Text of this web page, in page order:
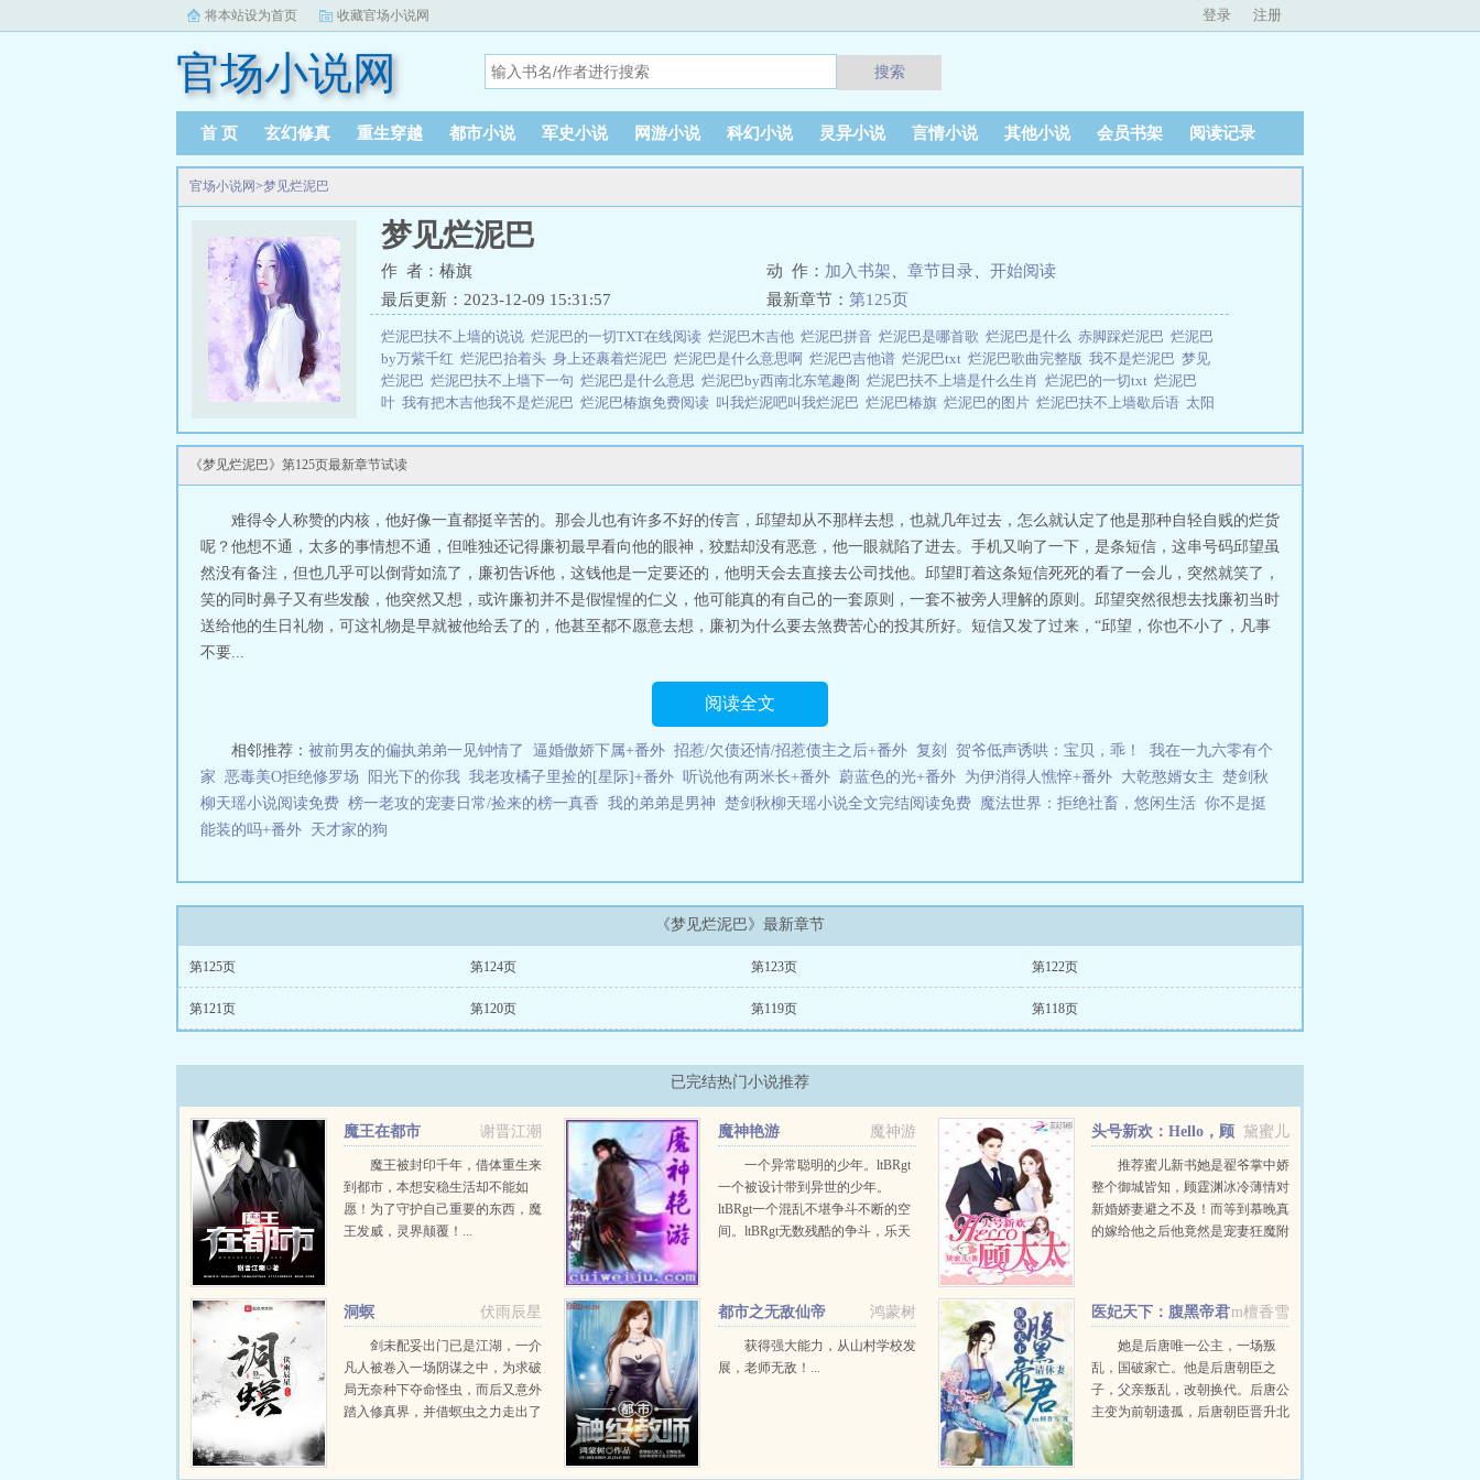
将本站设为首页 收藏官场小说网 登录 注册
官场小说网 搜索
首 页 玄幻修真 重生穿越 都市小说 军史小说 网游小说 科幻小说 灵异小说 言情小说 其他小说 会员书架 阅读记录
官场小说网>梦见烂泥巴
梦见烂泥巴
作 者：椿旗 动 作： 加入书架 章节目录
开始阅读
最后更新：2023-12-09 15:31:57
最新章节： 第125页
烂泥巴扶不上墙的说说 烂泥巴的一切TXT在线阅读 烂泥巴木吉他 烂泥巴拼音 烂泥巴是哪首歌 烂泥巴是什么 赤脚踩烂泥巴 烂泥巴
by万紫千红 烂泥巴抬着头 身上还裹着烂泥巴 烂泥巴是什么意思啊 烂泥巴吉他谱 烂泥巴txt 烂泥巴歌曲完整版 我不是烂泥巴 梦见
烂泥巴 烂泥巴扶不上墙下一句 烂泥巴是什么意思 烂泥巴by西南北东笔趣阁 烂泥巴扶不上墙是什么生肖 烂泥巴的一切txt 烂泥巴
叶 我有把木吉他我不是烂泥巴 烂泥巴椿旗免费阅读 叫我烂泥吧叫我烂泥巴 烂泥巴椿旗 烂泥巴的图片 烂泥巴扶不上墙歇后语 太阳
址抬着头烂泥巴有什么用烂泥巴 椿旗烂泥巴扶不上墙的图片烂泥巴歌曲烂泥巴树烂泥巴配不上玫瑰花烂泥巴一切烂泥巴扶不
上墙是什么意思
巴的一切by西南东北全文烂泥巴by椿琪写了什么手上还裹着烂泥巴烂泥巴掉裤裆烂泥巴的意思烂泥巴的一切by西南东北全文免
费阅读 烂泥巴全部番外篇 烂泥巴是谁唱的歌词身上还裹着烂泥巴 烂泥巴的一生 烂泥巴这首歌词是谁写的烂泥巴扶不上墙的句
子
烂泥巴by椿琪全文免费阅读 烂泥巴种荷花 烂泥巴歌词的歌叫什么 烂泥巴什么意思 小黄你被我捡回家 烂泥巴糊墙的歇后语
烂泥
巴路怎么形容烂泥巴歌词烂泥巴树的功效 烂泥巴讲的什么烂泥巴抬着头的歌词烂泥巴图片歌曲我不是烂泥巴烂泥巴现场你叫
我烂泥巴裹着烂泥巴 烂泥巴by椿旗写了什么我是泥巴不知名的烂泥巴烂泥巴路烂泥巴by椿旗讲了啥烂泥巴是哪首歌的歌词 烂泥
巴糊不上墙是什么意思让花成花让树成树让烂泥巴成烂泥巴烂泥巴树根的功效与作用烂泥巴歌词是什么歌曲 烂泥巴树图片叫我烂
泥巴 烂泥巴根的神奇功效 烂泥巴扶不上墙烂泥巴扶墙下一句是什么烂泥巴by椿旗烂泥巴原唱完整版烂泥巴扶不上墙图片烂泥巴
的。标签：纯爱现代都市完结B强强年下虐恋现实又酸爽苦命人不是白月光，只是滩烂泥巴/p
《梦见烂泥巴》第125页最新章节试读
难得令人称赞的内核，他好像一直都挺辛苦的。那会儿也有许多不好的传言，邱望却从不那样去想，也就几年过去，怎么就认定了他是那种自轻自贱的烂货
呢？他想不通，太多的事情想不通，但唯独还记得廉初最早看向他的眼神，狡黠却没有恶意，他一眼就陷了进去。手机又响了一下，是条短信，这串号码邱望虽
然没有备注，但也几乎可以倒背如流了，廉初告诉他，这钱他是一定要还的，他明天会去直接去公司找他。邱望盯着这条短信死死的看了一会儿，突然就笑了，
笑的同时鼻子又有些发酸，他突然又想，或许廉初并不是假惺惺的仁义，他可能真的有自己的一套原则，一套不被旁人理解的原则。邱望突然很想去找廉初当时
送给他的生日礼物，可这礼物是早就被他给丢了的，他甚至都不愿意去想，廉初为什么要去煞费苦心的投其所好。短信又发了过来，“邱望，你也不小了，凡事
不要...
阅读全文
相邻推荐： 被前男友的偏执弟弟一见钟情了 逼婚傲娇下属+番外 招惹/欠债还情/招惹债主之后+番外 复刻 贺爷低声诱哄：宝贝，乖！
我在一九六零有个
家 恶毒美O拒绝修罗场 阳光下的你我 我老攻橘子里捡的[星际]+番外 听说他有两米长+番外 蔚蓝色的光+番外 为伊消得人憔悴+番外 大乾憨婿女主 楚剑秋
柳天瑶小说阅读免费 榜一老攻的宠妻日常/捡来的榜一真香 我的弟弟是男神 楚剑秋柳天瑶小说全文完结阅读免费 魔法世界：拒绝社畜，悠闲生活 你不是挺
能装的吗+番外 天才家的狗
《梦见烂泥巴》最新章节
第125页 第124页 第123页 第122页
第121页 第120页 第119页 第118页
已完结热门小说推荐
谢晋江潮
魔王在都市
魔王被封印千年，借体重生来
到都市，本想安稳生活却不能如
愿！为了守护自己重要的东西，魔
王发威，灵界颠覆！...
魔神游
魔神艳游
一个异常聪明的少年。ltBRgt
一个被设计带到异世的少年。
ltBRgt一个混乱不堪争斗不断的空
间。ltBRgt无数残酷的争斗，乐天
黛蜜儿
头号新欢：Hello，顾
太太推荐蜜儿新书她是翟爷掌中娇
整个御城皆知，顾霆渊冰冷薄情对
新婚娇妻避之不及！而等到慕晚真
的嫁给他之后他竟然是宠妻狂魔附
人，可有什么...
伏雨辰星
洞螟
剑未配妥出门已是江湖，一介
凡人被卷入一场阴谋之中，为求破
局无奈种下夺命怪虫，而后又意外
踏入修真界，并借螟虫之力走出了
鸿蒙树
都市之无敌仙帝
获得强大能力，从山村学校发
展，老师无敌！...
m檀香雪
医妃天下：腹黑帝君
请休妻她是后唐唯一公主，一场叛
乱，国破家亡。他是后唐朝臣之
子，父亲叛乱，改朝换代。后唐公
主变为前朝遗孤，后唐朝臣晋升北